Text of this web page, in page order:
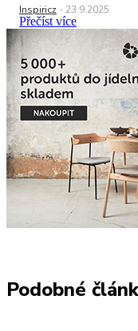
Inspiricz - 23.9.2025
Přečíst více
Podobné